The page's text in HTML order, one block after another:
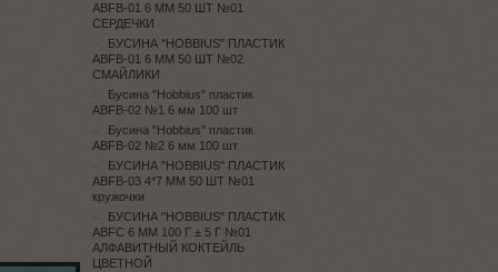
ABFB-01 6 ММ 50 ШТ №01
СЕРДЕЧКИ
БУСИНА "HOBBIUS" ПЛАСТИК
ABFB-01 6 ММ 50 ШТ №02
СМАЙЛИКИ
Бусина "Hobbius" пластик
ABFB-02 №1 6 мм 100 шт
Бусина "Hobbius" пластик
ABFB-02 №2 6 мм 100 шт
БУСИНА "HOBBIUS" ПЛАСТИК
ABFB-03 4*7 ММ 50 ШТ №01
кружочки
БУСИНА "HOBBIUS" ПЛАСТИК
ABFC 6 ММ 100 Г ± 5 Г №01
АЛФАВИТНЫЙ КОКТЕЙЛЬ
ЦВЕТНОЙ